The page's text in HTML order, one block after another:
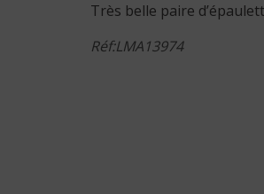
Très belle paire
Réf:LMA13974